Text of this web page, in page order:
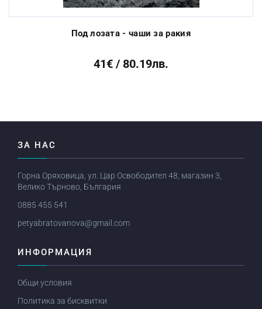
Под лозата - чаши за ракия
41€ / 80.19лв.
ЗА НАС
Горна Оряховица, ул. Цар Освободител 48, магазин 3,
Велико Търново, България
0885 455 541
petyabratovanova@gmail.com
ИНФОРМАЦИЯ
Общи условия
Политика за бисквитки